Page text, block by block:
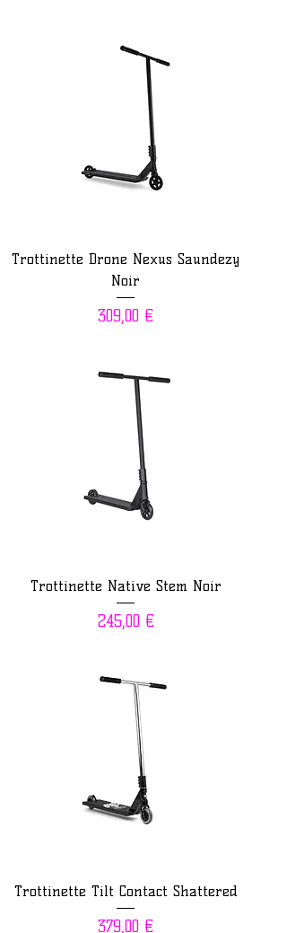
Trottinette Drone Nexus Saundezy
Noir
Prix
309,00 €
Trottinette Native Stem Noir
Prix
245,00 €
Trottinette Tilt Contact Shattered
Prix
379,00 €